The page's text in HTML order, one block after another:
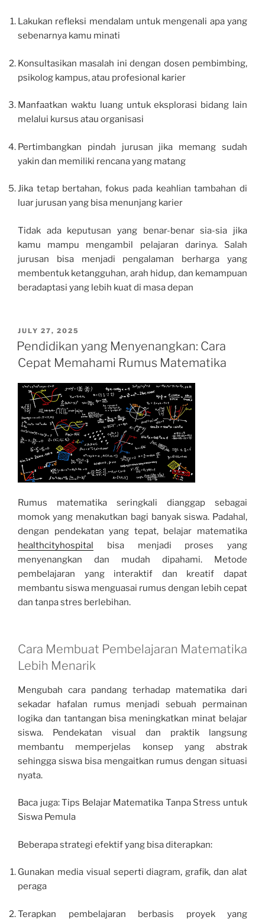
Lakukan refleksi mendalam untuk mengenali apa yang
sebenarnya kamu minati
Konsultasikan masalah ini dengan dosen pembimbing,
psikolog kampus, atau profesional karier
Manfaatkan waktu luang untuk eksplorasi bidang lain
melalui kursus atau organisasi
Pertimbangkan pindah jurusan jika memang sudah
yakin dan memiliki rencana yang matang
Jika tetap bertahan, fokus pada keahlian tambahan di
luar jurusan yang bisa menunjang karier
Tidak ada keputusan yang benar-benar sia-sia jika
kamu mampu mengambil pelajaran darinya. Salah
jurusan bisa menjadi pengalaman berharga yang
membentuk ketangguhan, arah hidup, dan kemampuan
beradaptasi yang lebih kuat di masa depan
POSTED
ON
JULY 27, 2025
Pendidikan yang Menyenangkan: Cara
Cepat Memahami Rumus Matematika
Rumus matematika seringkali dianggap sebagai
momok yang menakutkan bagi banyak siswa. Padahal,
dengan pendekatan yang tepat, belajar matematika
healthcityhospital bisa menjadi proses yang
menyenangkan dan mudah dipahami. Metode
pembelajaran yang interaktif dan kreatif dapat
membantu siswa menguasai rumus dengan lebih cepat
dan tanpa stres berlebihan.
Cara Membuat Pembelajaran Matematika
Lebih Menarik
Mengubah cara pandang terhadap matematika dari
sekadar hafalan rumus menjadi sebuah permainan
logika dan tantangan bisa meningkatkan minat belajar
siswa. Pendekatan visual dan praktik langsung
membantu memperjelas konsep yang abstrak
sehingga siswa bisa mengaitkan rumus dengan situasi
nyata.
Baca juga: Tips Belajar Matematika Tanpa Stress untuk
Siswa Pemula
Beberapa strategi efektif yang bisa diterapkan:
Gunakan media visual seperti diagram, grafik, dan alat
peraga
Terapkan pembelajaran berbasis proyek yang